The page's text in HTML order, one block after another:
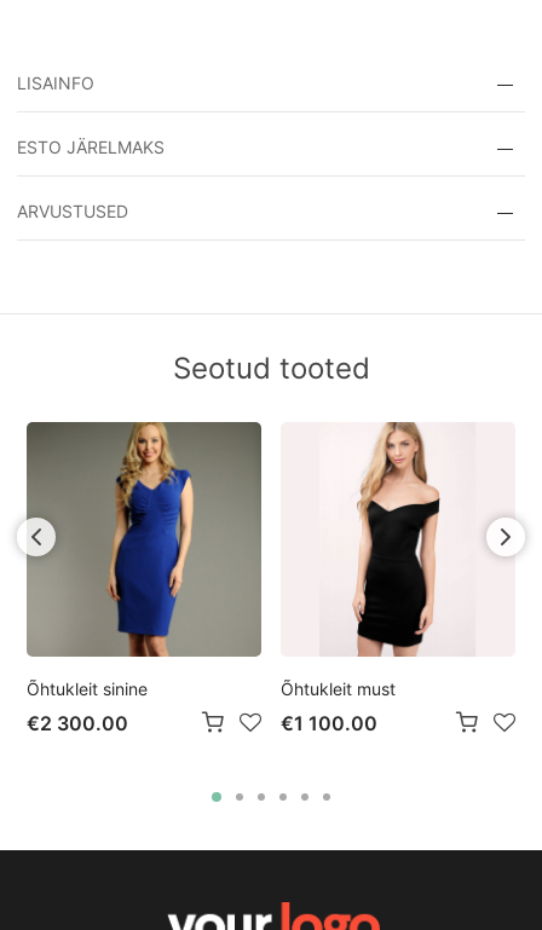
LISAINFO
Tootekood:
Kategooria:
Õhtukleidid
Võimsus:
ESTO JÄRELMAKS
ARVUSTUSED
Seotud tooted
Õhtukleit sinine
€2 300.00
Õhtukleit must
€1 100.00